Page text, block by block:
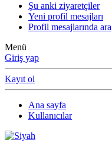
Şu anki ziyaretçiler
Yeni profil mesajları
Profil mesajlarında ara
Menü
Giriş yap
Kayıt ol
Ana sayfa
Kullanıcılar